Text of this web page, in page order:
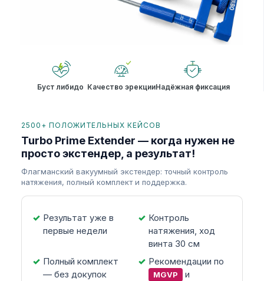
Буст либидо Качество эрекцииНадёжная фиксация
2500+ ПОЛОЖИТЕЛЬНЫХ КЕЙСОВ
Turbo Prime Extender — когда нужен не
просто экстендер, а результат!
Флагманский вакуумный экстендер: точный контроль
натяжения, полный комплект и поддержка.
Результат уже в
первые недели
Контроль
натяжения, ход
винта 30 см
Полный комплект
— без докупок
Рекомендации по
MGVP
и